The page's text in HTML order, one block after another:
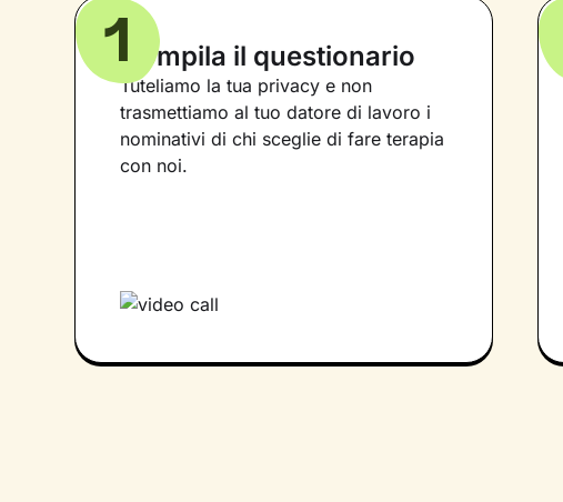
Compila il questionario
Tuteliamo la tua privacy e non
trasmettiamo al tuo datore di lavoro i
nominativi di chi sceglie di fare terapia
con noi.
1